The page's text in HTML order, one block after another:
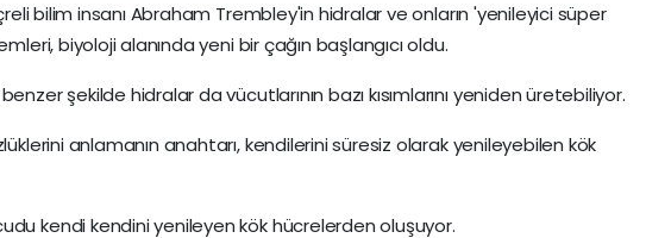
bilim insanı Abraham Trembley'in hidralar ve onların 'yenileyici süper
biyoloji alanında yeni bir çağın başlangıcı oldu.
şekilde hidralar da vücutlarının bazı kısımlarını yeniden üretebiliyor.
anlamanın anahtarı, kendilerini süresiz olarak yenileyebilen kök
kendi kendini yenileyen kök hücrelerden oluşuyor.